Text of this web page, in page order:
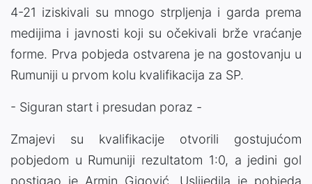
4-21 iziskivali su mnogo strpljenja i garda prema
medijima i javnosti koji su očekivali brže vraćanje
forme. Prva pobjeda ostvarena je na gostovanju u
Rumuniji u prvom kolu kvalifikacija za SP.
- Siguran start i presudan poraz -
Zmajevi su kvalifikacije otvorili gostujućom
pobjedom u Rumuniji rezultatom 1:0, a jedini gol